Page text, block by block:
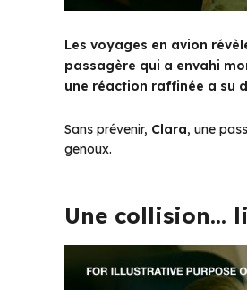
Les voyages en avion
passagère qui a envahi
une réaction raffinée a su
Sans prévenir, Clara, une
genoux.
Une collision…